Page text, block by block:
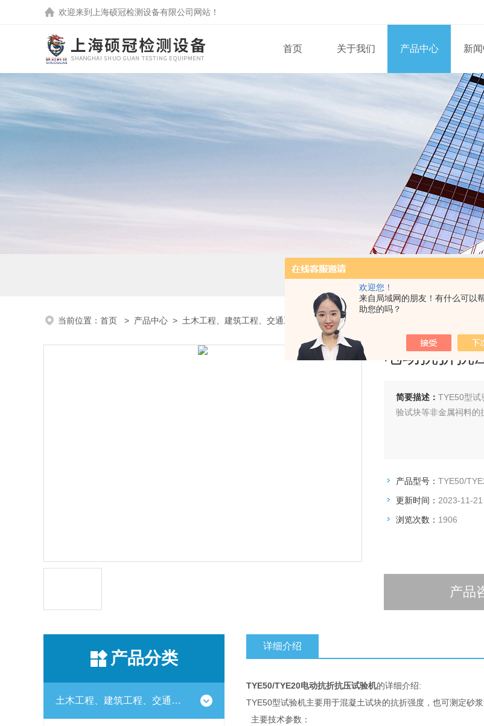
欢迎您！
来自局域网的朋友！有什么可以
助您的吗？
欢迎来到 上海硕冠检测设备有限公司 网站！
首页 关于我们 产品中心 新
当前位置： 首页 > 产品中心 > 土木工程、建筑工程、交通工程试验仪器设备系列 试验机、钢筋数控弯曲、
电动抗折抗
简要描述： TYE50型试
验试块等非金属祠料的
产品型号： TYE50/
更新时间： 2023-11-21
浏览次数： 1906
产品
产品分类
土木工程、建筑工程、交通工程试验仪器设备系列
详细介绍
TYE50/TYE20电动抗折抗压试验机的详细介绍:
TYE50型试验机主要用于混凝土试块的抗折强度，也可测定砂
主要技术参数：